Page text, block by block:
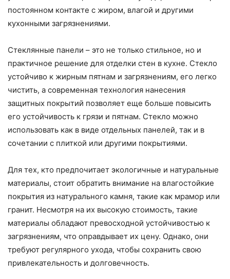
постоянном контакте с жиром, влагой и другими
кухонными загрязнениями.
Стеклянные панели – это не только стильное, но и
практичное решение для отделки стен в кухне. Стекло
устойчиво к жирным пятнам и загрязнениям, его легко
чистить, а современная технология нанесения
защитных покрытий позволяет еще больше повысить
его устойчивость к грязи и пятнам. Стекло можно
использовать как в виде отдельных панелей, так и в
сочетании с плиткой или другими покрытиями.
Для тех, кто предпочитает экологичные и натуральные
материалы, стоит обратить внимание на влагостойкие
покрытия из натурального камня, такие как мрамор или
гранит. Несмотря на их высокую стоимость, такие
материалы обладают превосходной устойчивостью к
загрязнениям, что оправдывает их цену. Однако, они
требуют регулярного ухода, чтобы сохранить свою
привлекательность и долговечность.